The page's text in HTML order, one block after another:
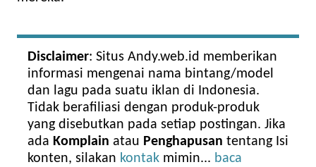
Disclaimer: Situs Andy.web.id memberikan
informasi mengenai nama bintang/model
dan lagu pada suatu iklan di Indonesia.
Tidak berafiliasi dengan produk-produk
yang disebutkan pada setiap postingan. Jika
ada Komplain atau Penghapusan tentang Isi
konten, silakan kontak mimin... baca